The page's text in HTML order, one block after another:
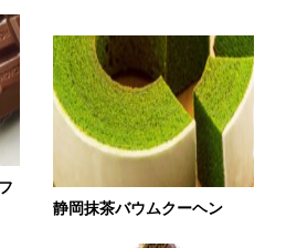
静岡抹茶バウムクーヘン